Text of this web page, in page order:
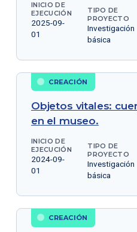
INICIO DE
EJECUCIÓN
2025-09-
01
TIPO DE
PROYECTO
Investigación
básica
CREACIÓN
Objetos vitales:
en el museo.
INICIO DE
EJECUCIÓN
2024-09-
01
TIPO DE
PROYECTO
Investigación
básica
CREACIÓN